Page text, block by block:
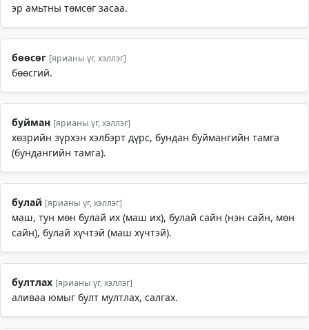
эр амьтны төмсөг засаа.
бөөсөг [ярианы үг, хэллэг]
бөөсгий.
буйман [ярианы үг, хэллэг]
хөзрийн зүрхэн хэлбэрт дүрс, бундан буймангийн тамга
(бундангийн тамга).
булай [ярианы үг, хэллэг]
маш, тун мөн булай их (маш их), булай сайн (нэн сайн, мөн
сайн), булай хүчтэй (маш хүчтэй).
бултлах [ярианы үг, хэллэг]
аливаа юмыг булт мултлах, салгах.